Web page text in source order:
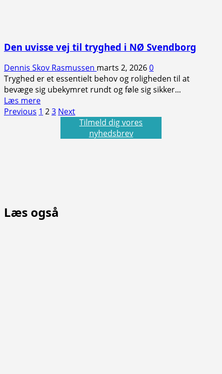
Den uvisse vej til tryghed i NØ Svendborg
Dennis Skov Rasmussen marts 2, 20260
Tryghed er et essentielt behov og roligheden til at
bevæge sig ubekymret rundt og føle sig sikker...
Læs mereRead
more
Svendborg
Indlægsinddeling
Previous 1 23 Next
Tilmeld dig vores
nyhedsbrev
Læs også